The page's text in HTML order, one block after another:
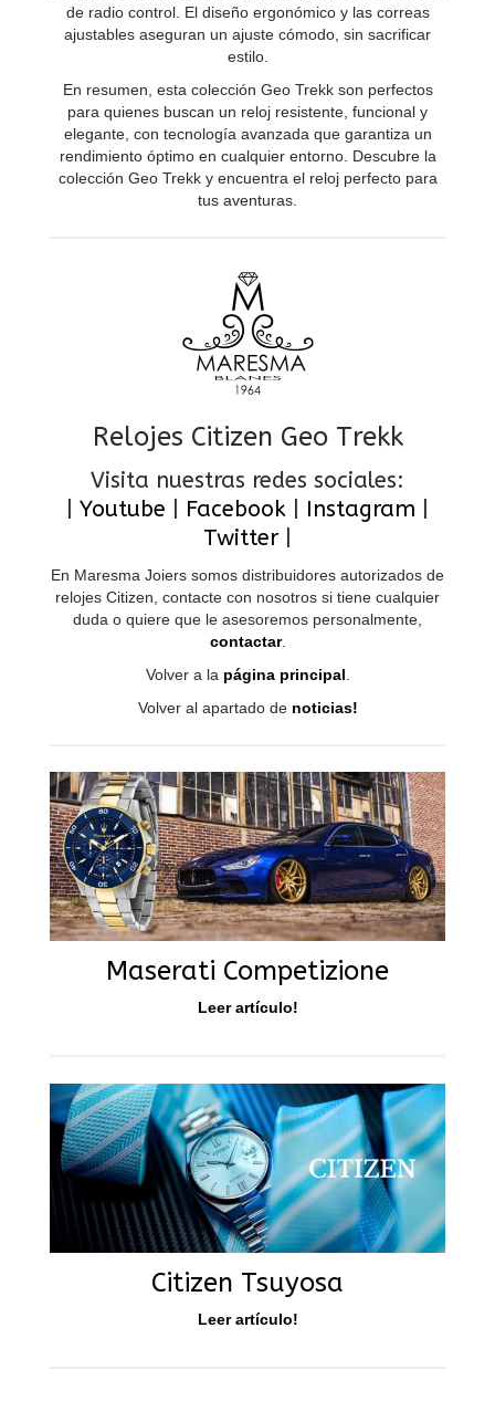
de radio control. El diseño ergonómico y las correas
ajustables aseguran un ajuste cómodo, sin sacrificar
estilo.
En resumen, esta colección Geo Trekk son perfectos
para quienes buscan un reloj resistente, funcional y
elegante, con tecnología avanzada que garantiza un
rendimiento óptimo en cualquier entorno. Descubre la
colección Geo Trekk y encuentra el reloj perfecto para
tus aventuras.
Relojes Citizen Geo Trekk
Visita nuestras redes sociales:
Youtube Facebook Instagram
Twitter|
En Maresma Joiers somos distribuidores autorizados de
relojes Citizen, contacte con nosotros si tiene cualquier
duda o quiere que le asesoremos personalmente,
contactar.
Volver a la página principal
Volver al apartado de noticias!
Maserati Competizione
Leer artículo!
Citizen Tsuyosa
Leer artículo!